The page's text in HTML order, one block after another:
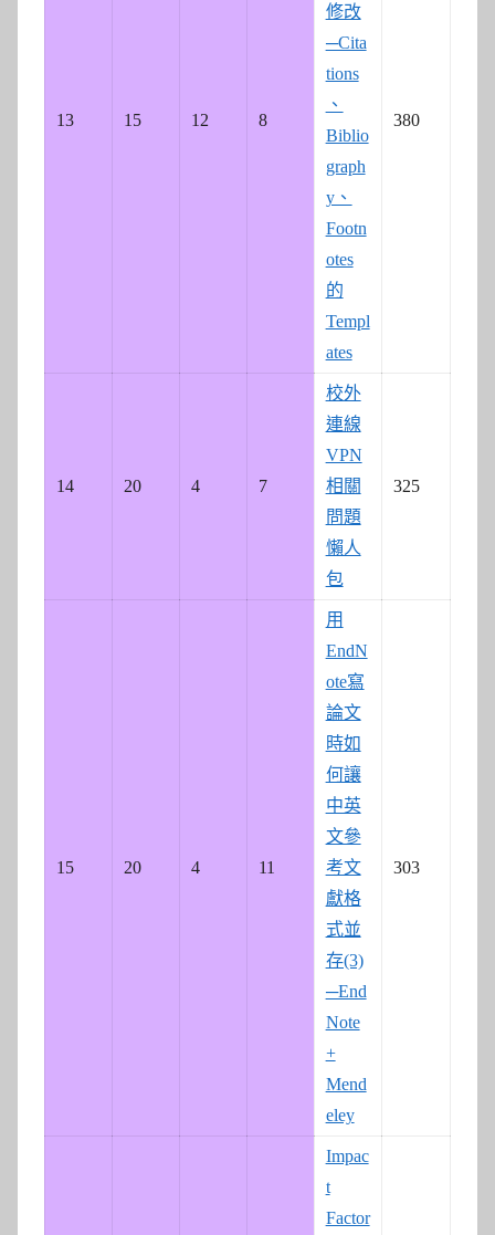
13 15 12 8
修改
─Cita
tions
、
Biblio
graph
y、
Footn
otes
的
Templ
ates
380
14 20 4 7
校外
連線
VPN
相關
問題
懶人
包
325
15 20 4 11
用
EndN
ote寫
論文
時如
何讓
中英
文參
考文
獻格
式並
存(3)
─End
Note
+
Mend
eley
303
Impac
t
Factor